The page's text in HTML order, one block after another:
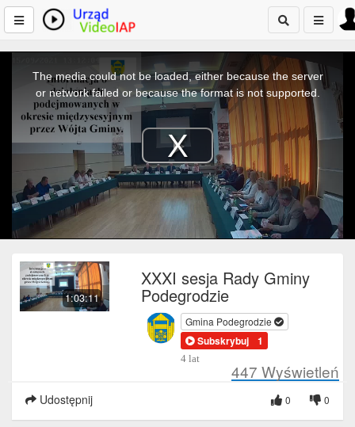
Play
Video
The media could not be loaded, either because the server
or network failed or because the format is not supported.
1:03:11
XXXI sesja Rady Gminy
Podegrodzie
Gmina Podegrodzie
Subskrybuj 1
4 lat
447 Wyświetleń
Udostępnij 0
0